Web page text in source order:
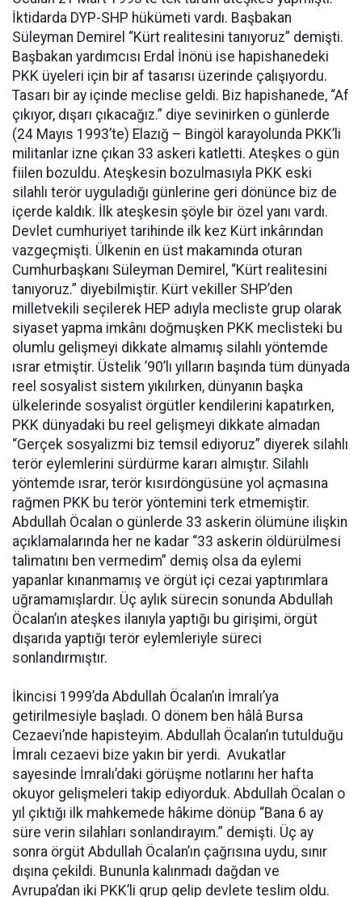
İktidarda DYP-SHP hükümeti vardı. Başbakan
Süleyman Demirel “Kürt realitesini tanıyoruz” demişti.
Başbakan yardımcısı Erdal İnönü ise hapishanedeki
PKK üyeleri için bir af tasarısı üzerinde çalışıyordu.
Tasarı bir ay içinde meclise geldi. Biz hapishanede, “Af
çıkıyor, dışarı çıkacağız.” diye sevinirken o günlerde
(24 Mayıs 1993’te) Elazığ – Bingöl karayolunda PKK’li
militanlar izne çıkan 33 askeri katletti. Ateşkes o gün
fiilen bozuldu. Ateşkesin bozulmasıyla PKK eski
silahlı terör uyguladığı günlerine geri dönünce biz de
içerde kaldık. İlk ateşkesin şöyle bir özel yanı vardı.
Devlet cumhuriyet tarihinde ilk kez Kürt inkârından
vazgeçmişti. Ülkenin en üst makamında oturan
Cumhurbaşkanı Süleyman Demirel, “Kürt realitesini
tanıyoruz.” diyebilmiştir. Kürt vekiller SHP’den
milletvekili seçilerek HEP adıyla mecliste grup olarak
siyaset yapma imkânı doğmuşken PKK meclisteki bu
olumlu gelişmeyi dikkate almamış silahlı yöntemde
ısrar etmiştir. Üstelik ’90’lı yılların başında tüm dünyada
reel sosyalist sistem yıkılırken, dünyanın başka
ülkelerinde sosyalist örgütler kendilerini kapatırken,
PKK dünyadaki bu reel gelişmeyi dikkate almadan
“Gerçek sosyalizmi biz temsil ediyoruz” diyerek silahlı
terör eylemlerini sürdürme kararı almıştır. Silahlı
yöntemde ısrar, terör kısırdöngüsüne yol açmasına
rağmen PKK bu terör yöntemini terk etmemiştir.
Abdullah Öcalan o günlerde 33 askerin ölümüne ilişkin
açıklamalarında her ne kadar “33 askerin öldürülmesi
talimatını ben vermedim” demiş olsa da eylemi
yapanlar kınanmamış ve örgüt içi cezai yaptırımlara
uğramamışlardır. Üç aylık sürecin sonunda Abdullah
Öcalan’ın ateşkes ilanıyla yaptığı bu girişimi, örgüt
dışarıda yaptığı terör eylemleriyle süreci
sonlandırmıştır.
İkincisi 1999’da Abdullah Öcalan’ın İmralı’ya
getirilmesiyle başladı. O dönem ben hâlâ Bursa
Cezaevi’nde hapisteyim. Abdullah Öcalan’ın tutulduğu
İmralı cezaevi bize yakın bir yerdi. Avukatlar
sayesinde İmralı’daki görüşme notlarını her hafta
okuyor gelişmeleri takip ediyorduk. Abdullah Öcalan o
yıl çıktığı ilk mahkemede hâkime dönüp “Bana 6 ay
süre verin silahları sonlandırayım.” demişti. Üç ay
sonra örgüt Abdullah Öcalan’ın çağrısına uydu, sınır
dışına çekildi. Bununla kalınmadı dağdan ve
Avrupa’dan iki PKK’li grup gelip devlete teslim oldu.